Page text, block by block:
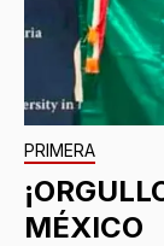
PRIMERA
MÉXICO